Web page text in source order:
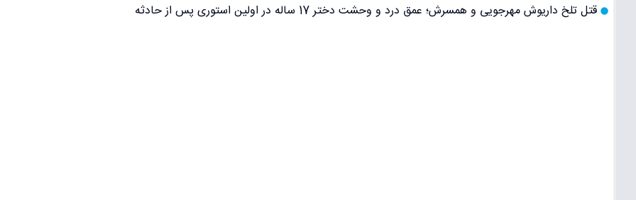
قتل تلخ داریوش مهرجویی و همسرش؛ عمق درد و وحشت دختر 17 ساله در اولین استوری پس از حادثه